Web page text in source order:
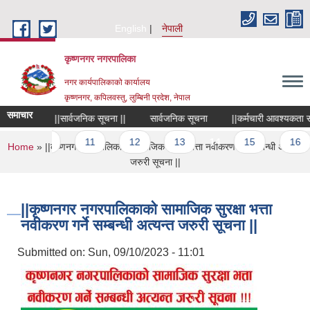
English
नेपाली
कृष्णनगर नगरपालिका
नगर कार्यपालिकाको कार्यालय
कृष्णनगर, कपिलवस्तु, लुम्बिनी प्रदेश, नेपाल
समाचार
|| ||सार्वजनिक सूचना || सार्वजनिक सूचना ||कर्मचारी आवश्यकता
11 12 13 14 15 16
You are here
Home » ||कृष्णनगर नगरपालिकाको सामाजिक सुरक्षा भत्ता नवीकरण गर्ने सम्बन्धी अत्यन्त
जरुरी सूचना ||
||कृष्णनगर नगरपालिकाको सामाजिक सुरक्षा भत्ता
नवीकरण गर्ने सम्बन्धी अत्यन्त जरुरी सूचना ||
Submitted on: Sun, 09/10/2023 - 11:01